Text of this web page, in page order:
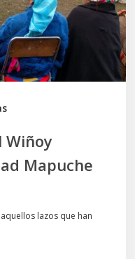
Wiñoy
Mapuche
lazos que han